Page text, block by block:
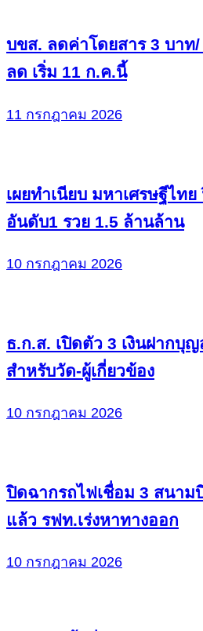
บขส. ลดค่าโดยสาร 3 บาท
ลด เริ่ม 11 ก.ค.นี้
11 กรกฎาคม 2026
เผยทำเนียบ มหาเศรษฐีไท
อันดับ1 รวย 1.5 ล้านล้าน
10 กรกฎาคม 2026
ธ.ก.ส. เปิดตัว 3 เงินฝากบุ
สำหรับวัด-ผู้เกี่ยวข้อง
10 กรกฎาคม 2026
ปิดฉากรถไฟเชื่อม 3 สนา
แล้ว รฟท.เร่งหาทางออก
10 กรกฎาคม 2026